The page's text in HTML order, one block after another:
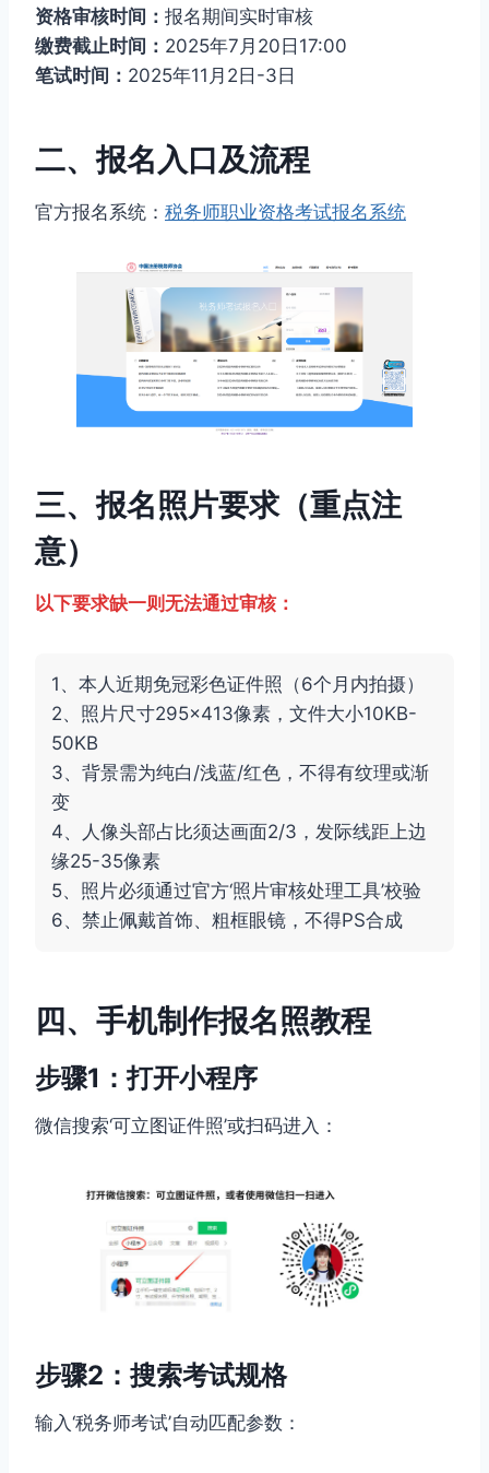
资格审核时间： 报名期间实时审核
缴费截止时间： 2025年7月20日17:00
笔试时间： 2025年11月2日-3日
二、报名入口及流程
官方报名系统： 税务师职业资格考试报名系统
三、报名照片要求（重点注
意）
以下要求缺一则无法通过审核：
1、本人近期免冠彩色证件照（6个月内拍摄）
2、照片尺寸295×413像素，文件大小10KB-
50KB
3、背景需为纯白/浅蓝/红色，不得有纹理或渐
变
4、人像头部占比须达画面2/3，发际线距上边
缘25-35像素
5、照片必须通过官方‘照片审核处理工具’校验
6、禁止佩戴首饰、粗框眼镜，不得PS合成
四、手机制作报名照教程
步骤1：打开小程序
微信搜索‘可立图证件照’或扫码进入：
步骤2：搜索考试规格
输入‘税务师考试’自动匹配参数：